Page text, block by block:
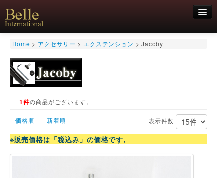
新規会員登録
ログイン
HOME
キュー
キュー用途別
キューケース
特価商品
お気軽にお問合せくださいませ！
Home > アクセサリー > エクステンション > Jacoby
1件の商品がございます。
価格順 新着順 表示件数
※販売価格は「税込み」の価格です。